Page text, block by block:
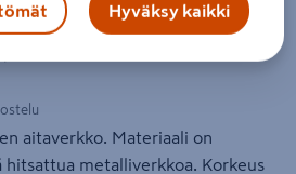
aitaverkko. Materiaali on
hitsattua metalliverkkoa. Korkeus
Hyväksy kaikki